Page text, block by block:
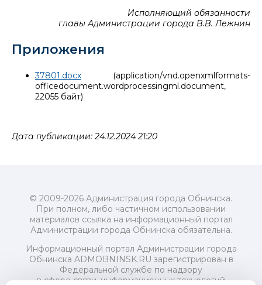
Исполняющий обязанности
главы Администрации города В.В. Лежнин
Приложения
37801.docx (application/vnd.openxmlformats-
officedocument.wordprocessingml.document,
22055 байт)
Дата публикации: 24.12.2024 21:20
© 2009-2026 Администрация города Обнинска.
При полном, либо частичном использовании
материалов ссылка на информационный портал
Администрации города Обнинска обязательна.
Информационный портал Администрации города
Обнинска ADMOBNINSK.RU зарегистрирован в
Федеральной службе по надзору
в сфере связи, информационных технологий